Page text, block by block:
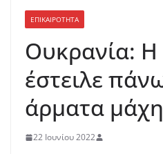
ΕΠΙΚΑΙΡΟΤΗΤΑ
Ουκρανία:
έστειλε
άρματα
22 Ιουνίου 2022